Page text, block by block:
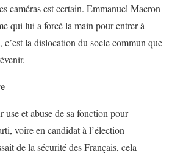
caméras est certain. Emmanuel Macron
qui lui a forcé la main pour entrer à
la dislocation du socle commun que
use et abuse de sa fonction pour
voire en candidat à l’élection
de la sécurité des Français, cela